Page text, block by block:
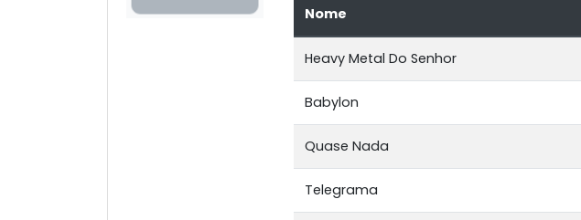
Nome
Heavy Metal Do Senhor
Babylon
Quase Nada
Telegrama